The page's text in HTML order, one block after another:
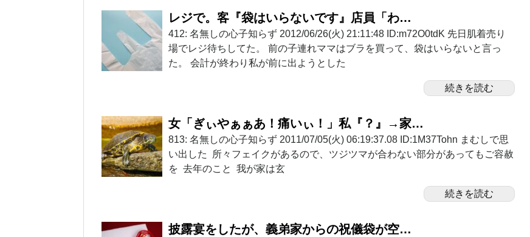
レジで。客『袋はいらないです』店員「わ…
412: 名無しの心子知らず 2012/06/26(火) 21:11:48 ID:m72O0tdK 先日肌着売り
場でレジ待ちしてた。 前の子連れママはブラを買って、袋はいらないと言っ
た。 会計が終わり私が前に出ようとした
続きを読む
女「ぎぃやぁぁあ！痛いぃ！」私『？』→家…
813: 名無しの心子知らず 2011/07/05(火) 06:19:37.08 ID:1M37Tohn まむしで思
い出した 所々フェイクがあるので、ツジツマが合わない部分があってもご容赦
を 去年のこと 我が家は玄
続きを読む
披露宴をしたが、義弟家からの祝儀袋が空…